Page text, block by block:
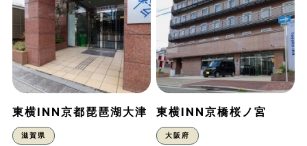
東横INN京都琵琶湖大津
滋賀県
東横INN京橋桜ノ宮
大阪府